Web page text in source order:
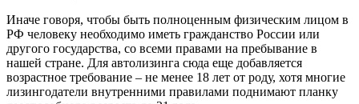
Иначе говоря, чтобы быть полноценным физическим лицом в
РФ человеку необходимо иметь гражданство России или
другого государства, со всеми правами на пребывание в
нашей стране. Для автолизинга сюда еще добавляется
возрастное требование – не менее 18 лет от роду, хотя многие
лизингодатели внутренними правилами поднимают планку